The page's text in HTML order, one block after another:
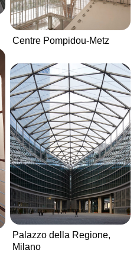
Centre Pompidou-Metz
Palazzo della Regione,
Milano